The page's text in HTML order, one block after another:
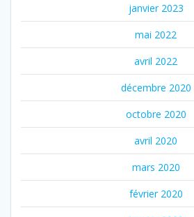
janvier 2023
mai 2022
avril 2022
décembre 2020
octobre 2020
avril 2020
mars 2020
février 2020